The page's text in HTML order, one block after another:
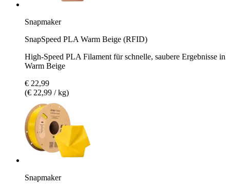
Snapmaker
SnapSpeed PLA Warm Beige (RFID)
High-Speed PLA Filament für schnelle, saubere Ergebnisse in
Warm Beige
€ 22,99
(€ 22,99 / kg)
Snapmaker